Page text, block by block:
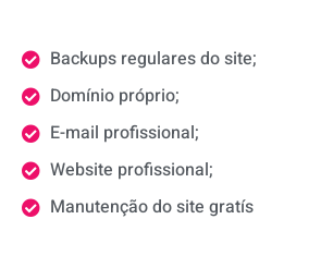
Backups regulares do site;
Domínio próprio;
E-mail profissional;
Website profissional;
Manutenção do site gratís